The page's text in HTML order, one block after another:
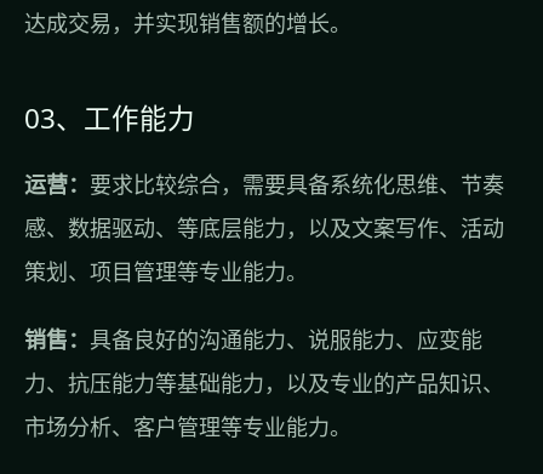
达成交易，并实现销售额的增长。
03、工作能力
运营： 要求比较综合，需要具备系统化思维、节奏
感、数据驱动、等底层能力，以及文案写作、活动
策划、项目管理等专业能力。
销售： 具备良好的沟通能力、说服能力、应变能
力、抗压能力等基础能力，以及专业的产品知识、
市场分析、客户管理等专业能力。